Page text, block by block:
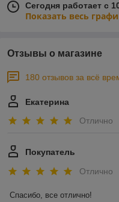
Сегодня работает с
Показать весь
Отзывы о магазине
180 отзывов за всё
Екатерина
Отлично
Покупатель
Отлично
Спасибо, все отлично!